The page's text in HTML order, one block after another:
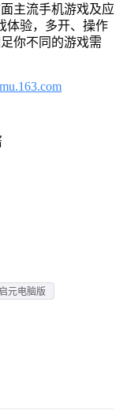
主流手机游戏及应
体验，多开、操作
你不同的游戏需
元电脑版